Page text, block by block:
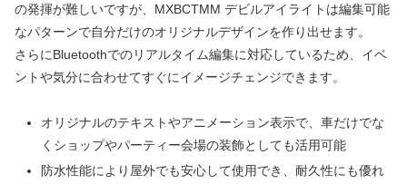
の発揮が難しいですが、MXBCTMM デビルアイライトは編集可能
なパターンで自分だけのオリジナルデザインを作り出せます。
さらにBluetoothでのリアルタイム編集に対応しているため、イベ
ントや気分に合わせてすぐにイメージチェンジできます。
オリジナルのテキストやアニメーション表示で、車だけでな
くショップやパーティー会場の装飾としても活用可能
防水性能により屋外でも安心して使用でき、耐久性にも優れ